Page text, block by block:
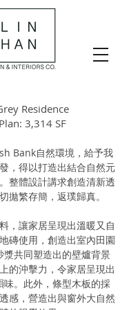
Residence
3,314 SF
Bank自然環境，給予我
，得以打造出結合自然元
整體設計講求創造清新透
拋繁存簡，返璞歸真。
，讓家居呈現出溫暖又自
磚使用，創造出室內田園
漿共同塑造出的壁爐背景
的沖擊力，令家居呈現出
味。此外，條型木板的採
感，營造出與窗外大自然